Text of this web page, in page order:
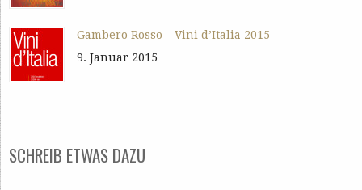
Gambero Rosso – Vini d’Italia 2015
9. Januar 2015
SCHREIB ETWAS DAZU